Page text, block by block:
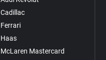
Cadillac
Ferrari
Haas
McLaren Mastercard